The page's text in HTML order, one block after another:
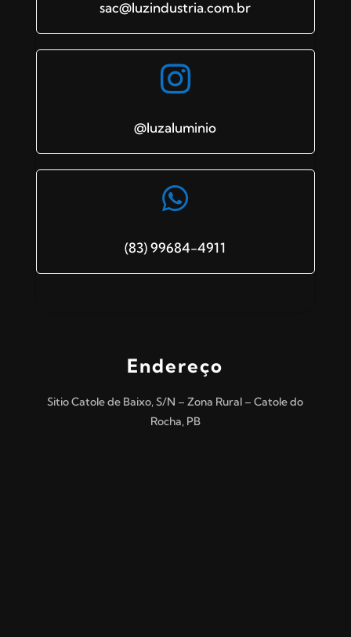
sac@luzindustria.com.br

@luzaluminio

(83) 99684-4911
Endereço
Sitio Catole de Baixo, S/N – Zona Rural – Catole do
Rocha, PB